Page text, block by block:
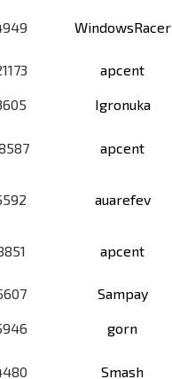
WindowsRacer
apcent
Igronuka
apcent
auarefev
apcent
Sampay
gorn
Smash